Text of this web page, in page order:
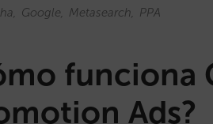
Google Metasearch PPA
funciona
Ads?